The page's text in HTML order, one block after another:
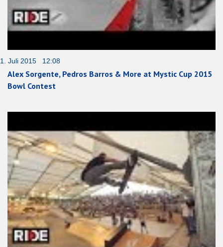
1. Juli 2015 12:08
Alex Sorgente, Pedros Barros & More at Mystic Cup 2015
Bowl Contest